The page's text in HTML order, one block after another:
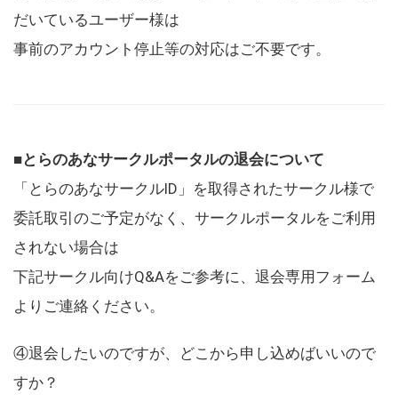
だいているユーザー様は
事前のアカウント停止等の対応はご不要です。
■とらのあなサークルポータルの退会について
「とらのあなサークルID」を取得されたサークル様で
委託取引のご予定がなく、サークルポータルをご利用
されない場合は
下記サークル向けQ&Aをご参考に、退会専用フォーム
よりご連絡ください。
④退会したいのですが、どこから申し込めばいいので
すか？